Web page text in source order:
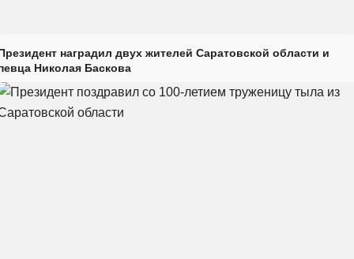
наградил двух жителей Саратовской области и
Николая Баскова